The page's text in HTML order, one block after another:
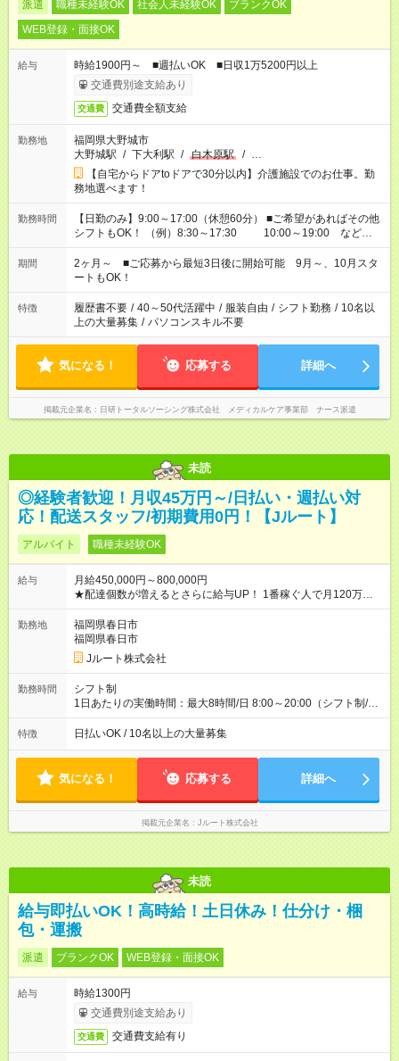
派遣 職種未経験OK 社会人未経験OK
ブランクOK
WEB登録・面接OK
給与
時給1900円～ ■週払いOK ■日収1万5200円以上
交通費別途支給あり
交通費 交通費全額支給
勤務地
福岡県大野城市
大野城駅 / 下大利駅 / 白木原駅 / …
【自宅からドアtoドアで30分以内】介護施設でのお仕事。勤
務地選べます！
勤務時間
【日勤のみ】9:00～17:00（休憩60分） ■ご希望があればその他
シフトもOK！ （例）8:30～17:30 10:00～19:00 など
「家族とお休みを合わせたい」 「できれば残業はしたくない」
など、あなたのご希望に沿ったお仕事をご紹介します！ ※Wワ
ーク希望の方へ 今ご覧のお仕事で希望する勤務時間と、もう1つ
のお仕事の勤務時間。 合計で週40時間を超える場合は応募でき
ません
期間
2ヶ月～ ■ご応募から最短3日後に開始可能 9月～、10月スタ
ートもOK！
特徴 履歴書不要 / 40～50代活躍中 / 服装自由 / シフト勤務 / 10名以
上の大量募集 / パソコンスキル不要
気になる！ 応募する 詳細へ
掲載元企業名 日研トータルソーシング株式会社 メディカルケア事業部 ナース派遣
未読
◎経験者歓迎！月収45万円～/日払い・週払い対
応！配送スタッフ/初期費用0円！【Jルート】
アルバイト 職種未経験OK
給与
月給450,000円～800,000円
★配達個数が増えるとさらに給与UP！ 1番稼ぐ人で月120万ほ
ど！ ・主要都市エリア 月収55万円／週5日稼働 月収65万~112
万円／週6日稼働 ・地方郊外エリア 月収40万円／週5日稼働 月
収40万円~50万円／週6日稼働 ＜モデルイメージ＞ ■月収50万
円 (27歳男性/江東区在住)※元建築関係 1日150個配達×25日勤務
(日休み) ■月収80万円(43歳男性/墨田区在住)※元営業 1日200個
勤務地
福岡県春日市
福岡県春日市
Jルート株式会社
勤務時間
シフト制
1日あたりの実働時間：最大8時間/日 8:00～20:00（シフト制/実
働8時間） ※週5日勤務（場所次第では週4も有り） ※配達状況に
よって時間外での勤務可能性有り ※案件により多少の前後あり
特徴 日払いOK / 10名以上の大量募集
気になる！ 応募する 詳細へ
掲載元企業名 Jルート株式会社
未読
給与即払いOK！高時給！土日休み！仕分け・梱
包・運搬
派遣 ブランクOK WEB登録・面接OK
給与
時給1300円
交通費別途支給あり
交通費 交通費支給有り